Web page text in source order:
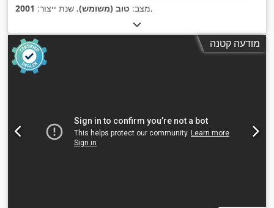
מצב: טוב (משומש), שנת ייצור: 2001 ,
מודעה קטנה